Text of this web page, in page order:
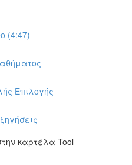
(4:47)
Επιλογής
καρτέλα Tool